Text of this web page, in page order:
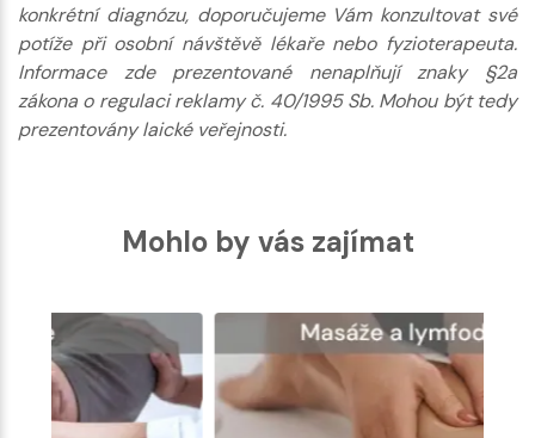
konkrétní diagnózu, doporučujeme Vám konzultovat své
potíže při osobní návštěvě lékaře nebo fyzioterapeuta.
Informace zde prezentované nenaplňují znaky §2a
zákona o regulaci reklamy č. 40/1995 Sb. Mohou být tedy
prezentovány laické veřejnosti.
Mohlo by vás zajímat